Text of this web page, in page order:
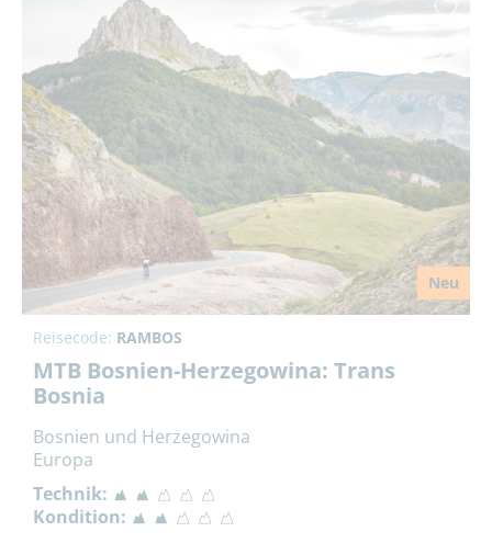
Neu
Reisecode: RAMBOS
MTB Bosnien-Herzegowina: Trans
Bosnia
Bosnien und Herzegowina
Europa
Technik:
Kondition: